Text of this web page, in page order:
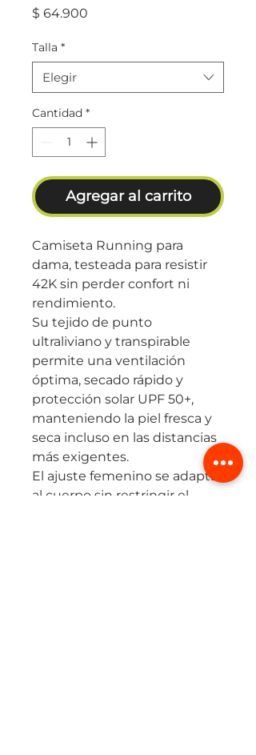
$ 64.900
Talla *
Elegir
Cantidad *
Agregar al carrito
Camiseta Running para
dama, testeada para resistir
42K sin perder confort ni
rendimiento.
Su tejido de punto
ultraliviano y transpirable
permite una ventilación
óptima, secado rápido y
protección solar UPF 50+,
manteniendo la piel fresca y
seca incluso en las distancias
más exigentes.
El ajuste femenino se adapta
al cuerpo sin restringir el